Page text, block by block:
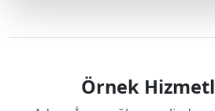
Örnek